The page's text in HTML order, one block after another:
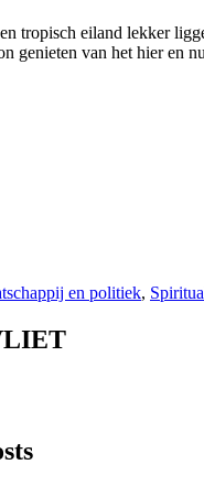
tropisch eiland lekker
genieten van het hier en
en politiek,